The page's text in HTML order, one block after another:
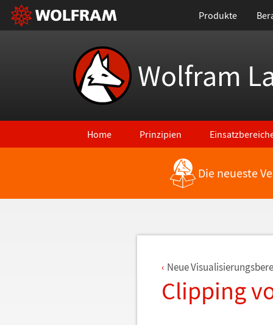
Produkte
Wolfram
Home Prinzipien
Zurück zu den neuesten FeaturesDie neueste
Neue
Clipping